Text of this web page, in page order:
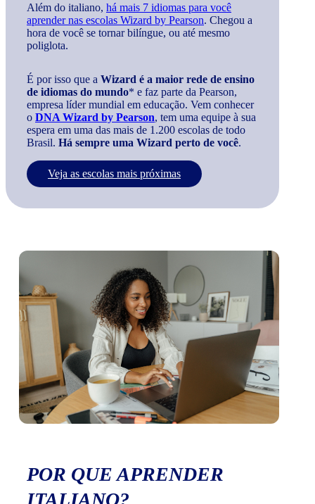
Além do italiano, há mais 7 idiomas para você
aprender nas escolas Wizard by Pearson. Chegou a
hora de você se tornar bilíngue, ou até mesmo
poliglota.
É por isso que a Wizard é a maior rede de ensino
de idiomas do mundo* e faz parte da Pearson,
empresa líder mundial em educação. Vem conhecer
o DNA Wizard by Pearson, tem uma equipe à sua
espera em uma das mais de 1.200 escolas de todo
Brasil. Há sempre uma Wizard perto de você.
Veja as escolas mais próximas
POR QUE APRENDER
ITALIANO?